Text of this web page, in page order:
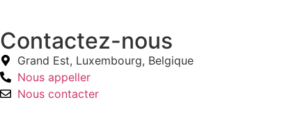
Contactez-nous
Grand Est, Luxembourg, Belgique
Nous appeller
Nous contacter